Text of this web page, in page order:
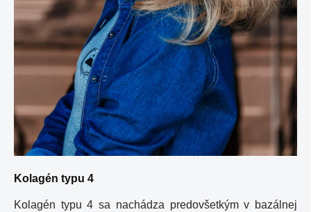
Kolagén typu 4
Kolagén typu 4 sa nachádza predovšetkým v bazálnej